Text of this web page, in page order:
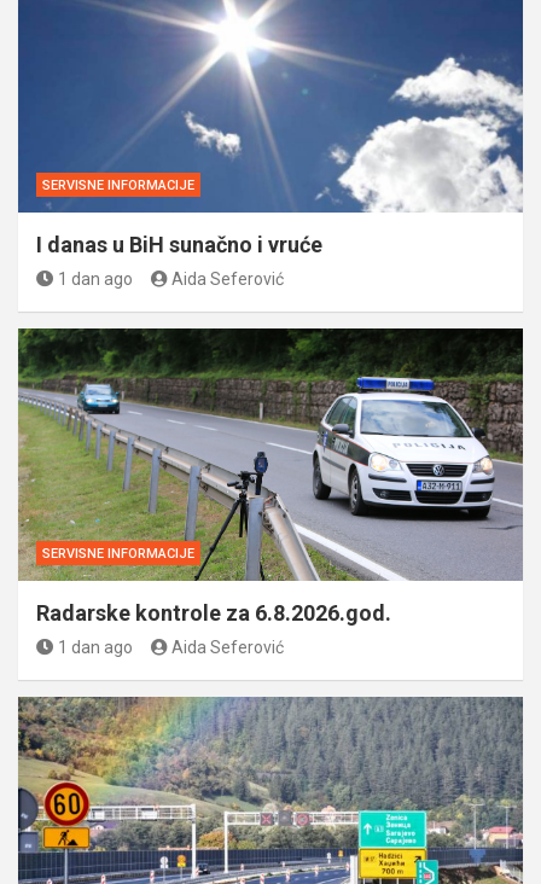
SERVISNE INFORMACIJE
I danas u BiH sunačno i vruće
1 dan ago Aida Seferović
SERVISNE INFORMACIJE
Radarske kontrole za 6.8.2026.god.
1 dan ago Aida Seferović